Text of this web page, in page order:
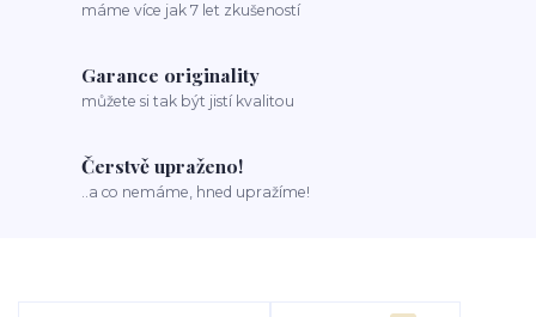
máme více jak 7 let zkušeností
Garance originality
můžete si tak být jistí kvalitou
Čerstvě upraženo!
..a co nemáme, hned upražíme!